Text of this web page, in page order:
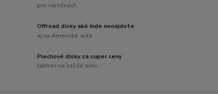
pre náročných
Offroad disky aké inde nenájdete
aj na Americké autá
Plechové disky za super ceny
takmer na každé auto